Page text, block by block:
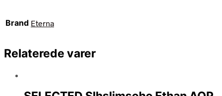
Brand Eterna
Relaterede varer